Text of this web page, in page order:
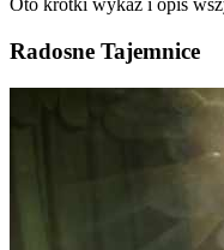
Oto krótki wykaz i opis
Radosne Tajemnice